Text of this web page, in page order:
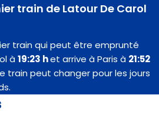
train de Latour De Carol
train qui peut être emprunté
à19:23 het arrive à Paris à 21:52
train peut changer pour les jours